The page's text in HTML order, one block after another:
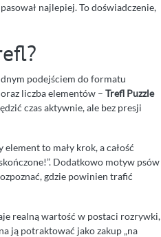
najlepiej. To doświadczenie,
podejściem do formatu
liczba elementów – Trefl Puzzle
czas aktywnie, ale bez presji
to mały krok, a całość
Dodatkowo motyw psów
gdzie powinien trafić
realną wartość w postaci rozrywki,
ją potraktować jako zakup „na